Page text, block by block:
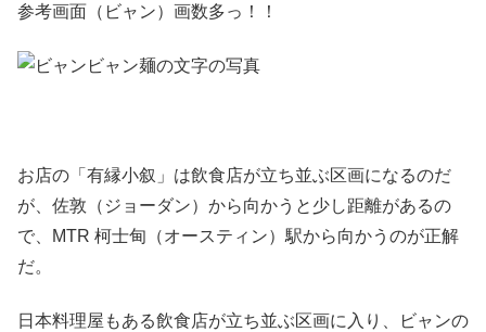
参考画面（ビャン）画数多っ！！
お店の「有縁小叙」は飲食店が立ち並ぶ区画になるのだ
が、佐敦（ジョーダン）から向かうと少し距離があるの
で、MTR 柯士甸（オースティン）駅から向かうのが正解
だ。
日本料理屋もある飲食店が立ち並ぶ区画に入り、ビャンの